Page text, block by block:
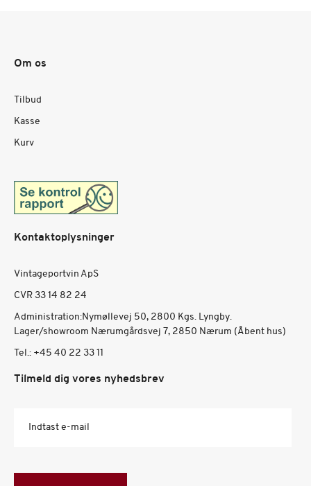
Om os
Tilbud
Kasse
Kurv
Kontaktoplysninger
Vintageportvin ApS
CVR 33 14 82 24
Administration:Nymøllevej 50, 2800 Kgs. Lyngby.
Lager/showroom Nærumgårdsvej 7, 2850 Nærum (Åbent hus)
Tel.: +45 40 22 33 11
Tilmeld dig vores nyhedsbrev
Indtast e-mail